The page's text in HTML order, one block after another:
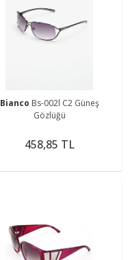
Bianco Bs-002l C2 Güneş
Gözlüğü
458,85 TL